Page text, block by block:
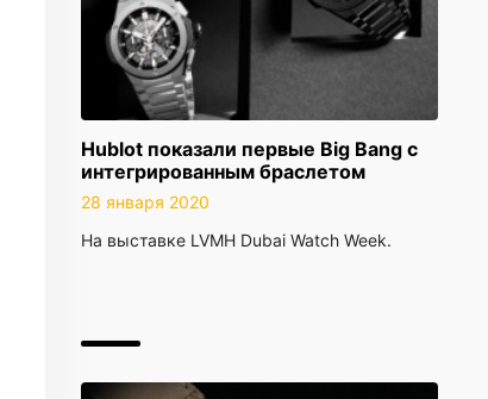
Hublot показали первые Big Bang с
интегрированным браслетом
28 января 2020
На выставке LVMH Dubai Watch Week.